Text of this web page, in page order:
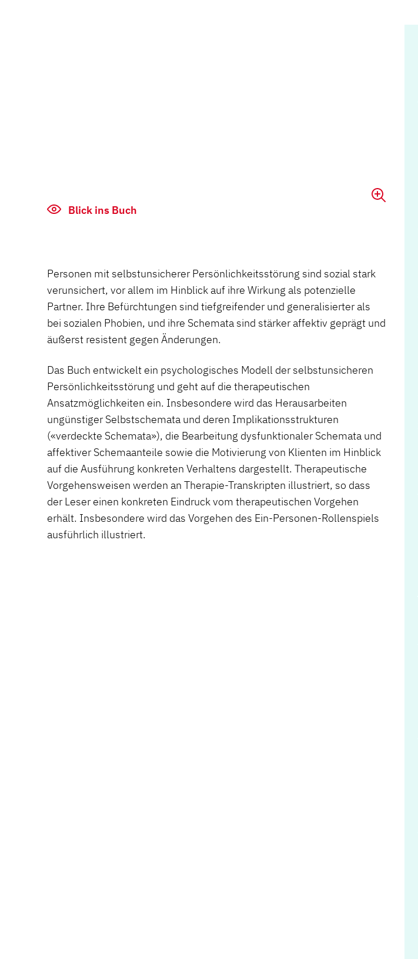
Blick ins Buch
Personen mit selbstunsicherer Persönlichkeitsstörung sind sozial stark
verunsichert, vor allem im Hinblick auf ihre Wirkung als potenzielle
Partner. Ihre Befürchtungen sind tiefgreifender und generalisierter als
bei sozialen Phobien, und ihre Schemata sind stärker affektiv geprägt und
äußerst resistent gegen Änderungen.
Das Buch entwickelt ein psychologisches Modell der selbstunsicheren
Persönlichkeitsstörung und geht auf die therapeutischen
Ansatzmöglichkeiten ein. Insbesondere wird das Herausarbeiten
ungünstiger Selbstschemata und deren Implikationsstrukturen
(«verdeckte Schemata»), die Bearbeitung dysfunktionaler Schemata und
affektiver Schemaanteile sowie die Motivierung von Klienten im Hinblick
auf die Ausführung konkreten Verhaltens dargestellt. Therapeutische
Vorgehensweisen werden an Therapie-Transkripten illustriert, so dass
der Leser einen konkreten Eindruck vom therapeutischen Vorgehen
erhält. Insbesondere wird das Vorgehen des Ein-Personen-Rollenspiels
ausführlich illustriert.